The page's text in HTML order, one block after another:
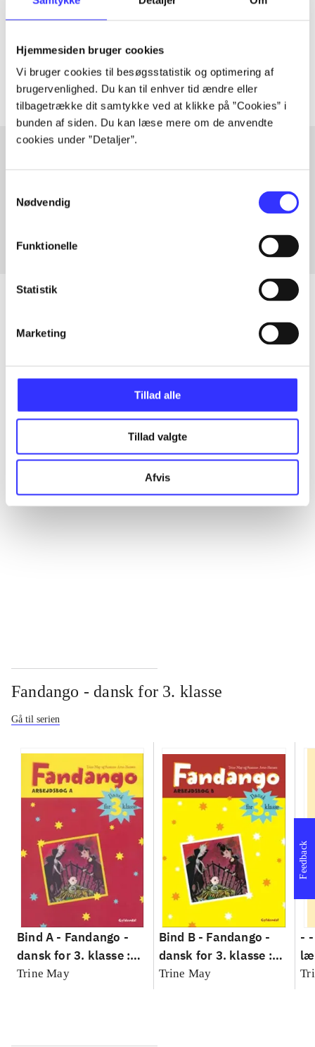
Hjemmesiden bruger cookies
Vi bruger cookies til besøgsstatistik og optimering af
brugervenlighed. Du kan til enhver tid ændre eller
tilbagetrække dit samtykke ved at klikke på ”Cookies” i
bunden af siden. Du kan læse mere om de anvendte
cookies under ”Detaljer”.
Nødvendig
Funktionelle
Statistik
Marketing
Tillad alle
Tillad valgte
Afvis
lorem ipsum dolor sit amet ...
Artiklerne i handler ofte om
Fra
Artikler
...
Fandango - dansk for 3. klasse
Gå til serien
Bind A - Fandango -
dansk for 3. klasse :
grundbog --
Trine May
Bind B - Fandango -
dansk for 3. klasse :
grundbog --
Trine May
-
Feedback